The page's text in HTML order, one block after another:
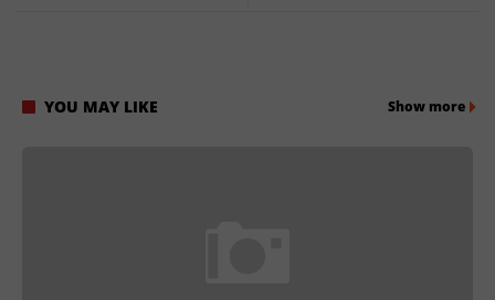
YOU MAY LIKE Show more